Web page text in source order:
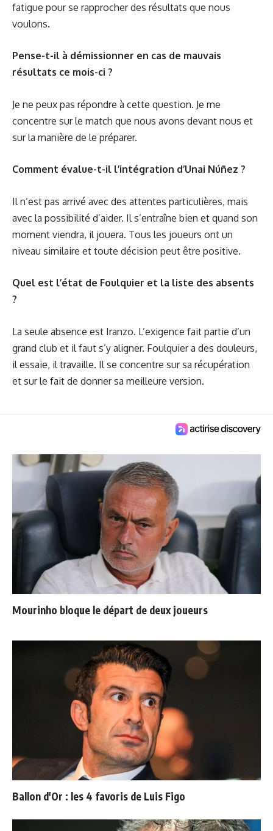
fatigue pour se rapprocher des résultats que nous
voulons.
Pense-t-il à démissionner en cas de mauvais
résultats ce mois-ci ?
Je ne peux pas répondre à cette question. Je me
concentre sur le match que nous avons devant nous et
sur la manière de le préparer.
Comment évalue-t-il l’intégration d’Unai Núñez ?
Il n’est pas arrivé avec des attentes particulières, mais
avec la possibilité d’aider. Il s’entraîne bien et quand son
moment viendra, il jouera. Tous les joueurs ont un
niveau similaire et toute décision peut être positive.
Quel est l’état de Foulquier et la liste des absents
?
La seule absence est Iranzo. L’exigence fait partie d’un
grand club et il faut s’y aligner. Foulquier a des douleurs,
il essaie, il travaille. Il se concentre sur sa récupération
et sur le fait de donner sa meilleure version.
Mourinho bloque le départ de deux joueurs
Ballon d'Or : les 4 favoris de Luis Figo